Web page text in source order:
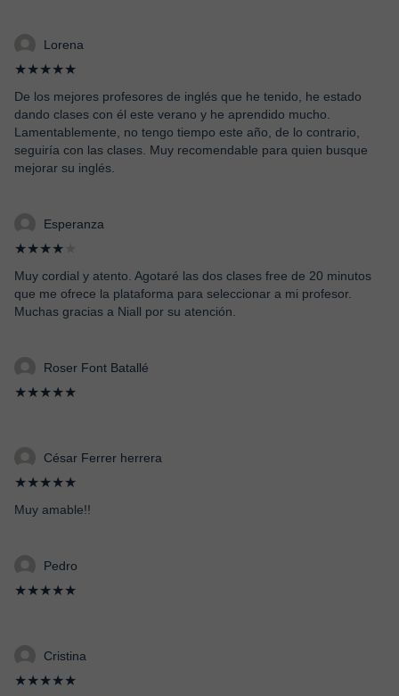
Lorena
★★★★★
De los mejores profesores de inglés que he tenido, he estado
dando clases con él este verano y he aprendido mucho.
Lamentablemente, no tengo tiempo este año, de lo contrario,
seguiría con las clases. Muy recomendable para quien busque
mejorar su inglés.
Esperanza
★★★★
Muy cordial y atento. Agotaré las dos clases free de 20 minutos
que me ofrece la plataforma para seleccionar a mi profesor.
Muchas gracias a Niall por su atención.
Roser Font Batallé
★★★★★
César Ferrer herrera
★★★★★
Muy amable!!
Pedro
★★★★★
Cristina
★★★★★